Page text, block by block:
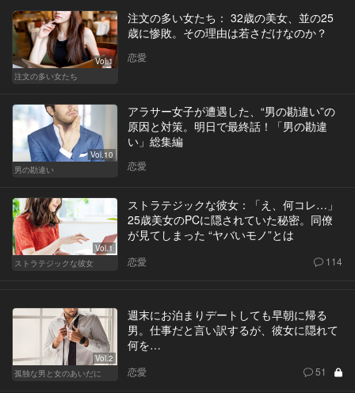
Vol.1
注文の多い女たち
注文の多い女たち： 32歳の美女、並の25
歳に惨敗。その理由は若さだけなのか？
恋愛
Vol.10
男の勘違い
アラサー女子が遭遇した、“男の勘違い”の
原因と対策。明日で最終話！「男の勘違
い」総集編
恋愛
Vol.1
ストラテジックな彼女
ストラテジックな彼女：「え、何コレ…」
25歳美女のPCに隠されていた秘密。同僚
が見てしまった “ヤバいモノ”とは
恋愛 114
Vol.2
孤独な男と女のあいだに
週末にお泊まりデートしても早朝に帰る
男。仕事だと言い訳するが、彼女に隠れて
何を…
恋愛 51